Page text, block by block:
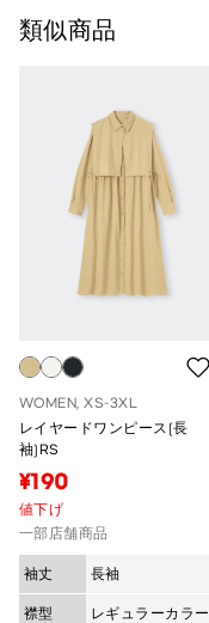
類似商品
WOMEN, XS-3XL
レイヤードワンピース(長
袖)RS
¥190
値下げ
一部店舗商品
袖丈 長袖
襟型 レギュラーカラー